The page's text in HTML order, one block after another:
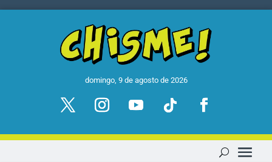
domingo, 9 de agosto de 2026